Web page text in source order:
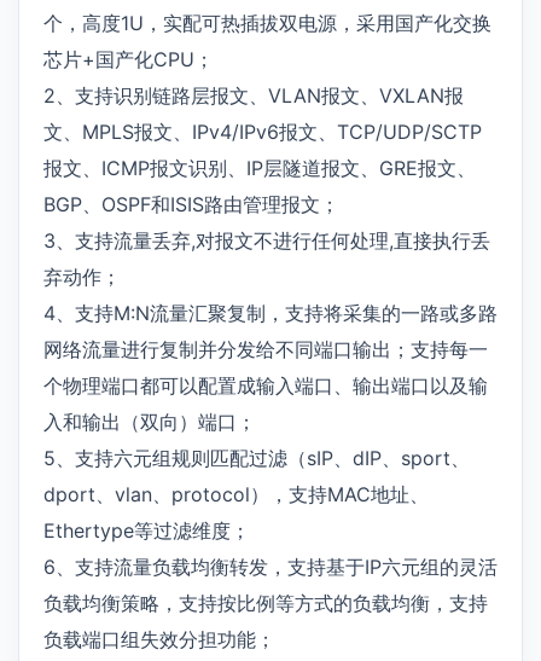
个，高度1U，实配可热插拔双电源，采用国产化交换
芯片+国产化CPU；
2、支持识别链路层报文、VLAN报文、VXLAN报
文、MPLS报文、IPv4/IPv6报文、TCP/UDP/SCTP
报文、ICMP报文识别、IP层隧道报文、GRE报文、
BGP、OSPF和ISIS路由管理报文；
3、支持流量丢弃,对报文不进行任何处理,直接执行丢
弃动作；
4、支持M:N流量汇聚复制，支持将采集的一路或多路
网络流量进行复制并分发给不同端口输出；支持每一
个物理端口都可以配置成输入端口、输出端口以及输
入和输出（双向）端口；
5、支持六元组规则匹配过滤（sIP、dIP、sport、
dport、vlan、protocol），支持MAC地址、
Ethertype等过滤维度；
6、支持流量负载均衡转发，支持基于IP六元组的灵活
负载均衡策略，支持按比例等方式的负载均衡，支持
负载端口组失效分担功能；